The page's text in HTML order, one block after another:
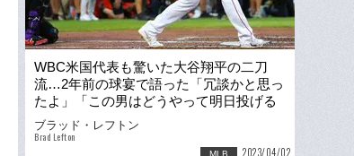
WBC米国代表も驚いた大谷翔平の二刀
流…2年前の球宴で語った「冗談かと思っ
たよ」「この男はどうやって明日投げる
つもりだろう？」
ブラッド・レフトン
Brad Lefton
MLB 2023/04/02